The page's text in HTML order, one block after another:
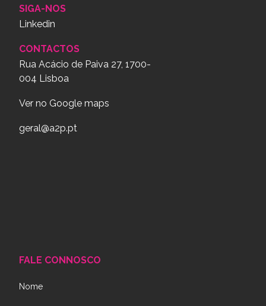
SIGA-NOS
Linkedin
CONTACTOS
Rua Acácio de Paiva 27, 1700-
004 Lisboa
Ver no Google maps
geral@a2p.pt
FALE CONNOSCO
Nome